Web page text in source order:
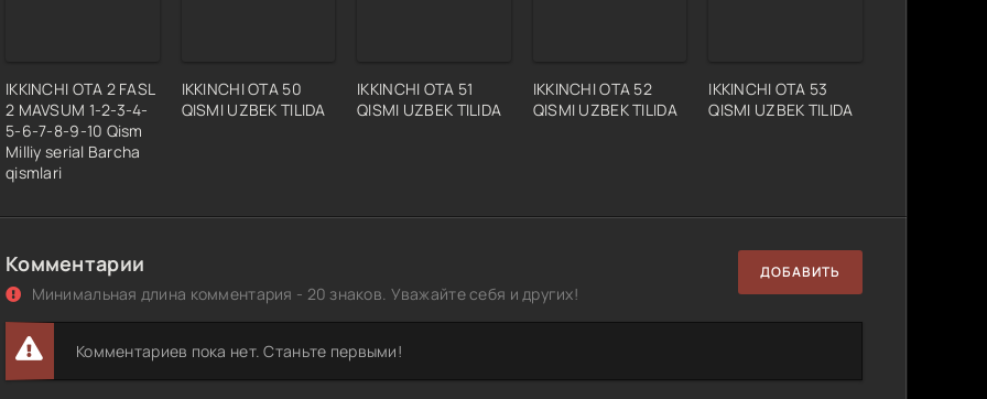
Qism
Qism
Qism
Qism
Qism
Qism
Qism
IKKINCHI OTA 2 FASL
2 MAVSUM 1-2-3-4-
5-6-7-8-9-10 Qism
Milliy serial Barcha
qismlari
IKKINCHI OTA 50
QISMI UZBEK TILIDA
IKKINCHI OTA 51
QISMI UZBEK TILIDA
IKKINCHI OTA 52
QISMI UZBEK TILIDA
IKKINCHI OTA 53
QISMI UZBEK TILIDA
Комментарии
Минимальная длина комментария - 20 знаков. Уважайте себя и других!
ДОБАВИТЬ
Комментариев пока нет. Станьте первыми!